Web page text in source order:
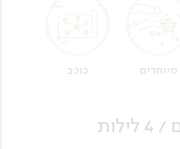
מיוחדים כוכב